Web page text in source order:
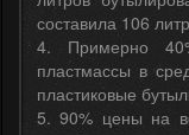
составила 106
4. Примерно
пластмассы в
пластиковые
5. 90% цены на